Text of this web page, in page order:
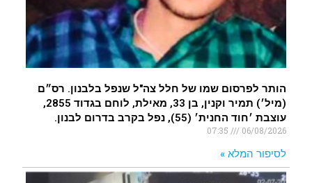
הותר לפרסום שמו של חלל צה"ל שנפל בלבנון. רס״ם
(מיל׳) תמיר וקנין, בן 33, מאילת, לוחם בגדוד 2855,
עוצבת ׳חוד החנית׳ (55), נפל בקרב בדרום לבנון.
06/08/2026
לסיפור המלא »